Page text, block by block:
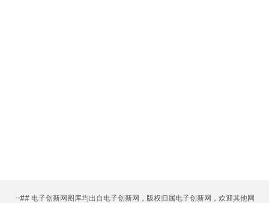
--## 电子创新网图库均出自电子创新网，版权归属电子创新网，欢迎其他网